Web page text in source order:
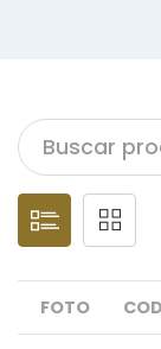
FOTO